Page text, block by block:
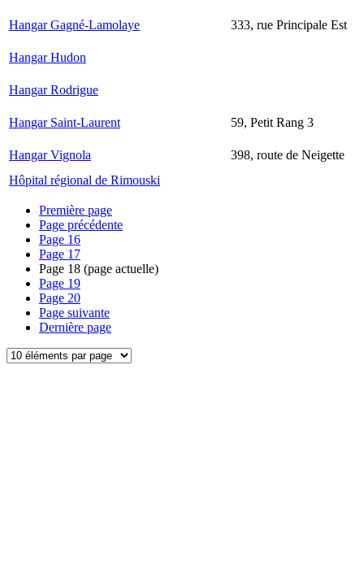
Hangar Gagné-Lamolaye 333, rue Principale Est
Hangar Hudon
Hangar Rodrigue
Hangar Saint-Laurent 59, Petit Rang 3
Hangar Vignola
398, route de Neigette
Hôpital régional de Rimouski
Première page
Page précédente
Page 16
Page 17
Page 18 (page actuelle)
Page 19
Page 20
Page suivante
Dernière page